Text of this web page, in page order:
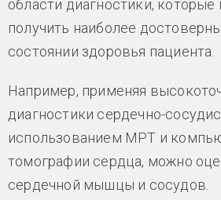
области диагностики,
получить наиболее
состоянии здоровья пациента.
Например, применяя
диагностики сердечно-
использованием МРТ и
томографии сердца, можно
сердечной мышцы и сосудов.